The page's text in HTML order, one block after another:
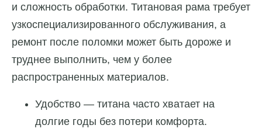
и сложность обработки. Титановая рама требует
узкоспециализированного обслуживания, а
ремонт после поломки может быть дороже и
труднее выполнить, чем у более
распространенных материалов.
Удобство — титана часто хватает на
долгие годы без потери комфорта.